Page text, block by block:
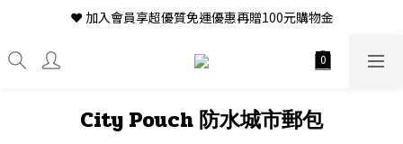
❤ 加入會員享超優質免運優惠再贈100元購物金
City Pouch 防水城市郵包